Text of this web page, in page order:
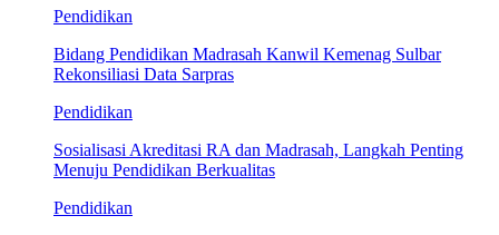
Pendidikan
Bidang Pendidikan Madrasah Kanwil Kemenag Sulbar
Rekonsiliasi Data Sarpras
Pendidikan
Sosialisasi Akreditasi RA dan Madrasah, Langkah Penting
Menuju Pendidikan Berkualitas
Pendidikan